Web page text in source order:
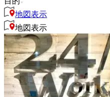
地図表示
地図表示